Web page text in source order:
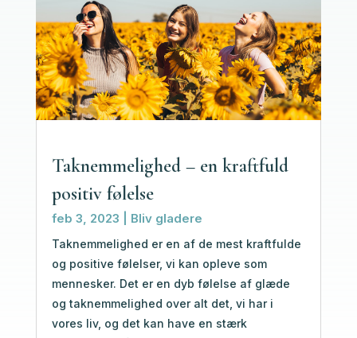
Taknemmelighed – en kraftfuld
positiv følelse
feb 3, 2023 Bliv gladere
Taknemmelighed er en af de mest kraftfulde
og positive følelser, vi kan opleve som
mennesker. Det er en dyb følelse af glæde
og taknemmelighed over alt det, vi har i
vores liv, og det kan have en stærk